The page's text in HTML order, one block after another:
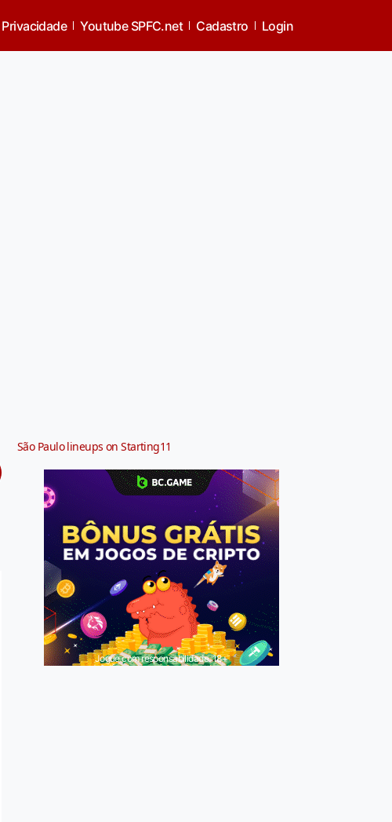
Privacidade Youtube SPFC.net Cadastro Login
São Paulo lineups on Starting11
Jogue com responsabilidade. 18+